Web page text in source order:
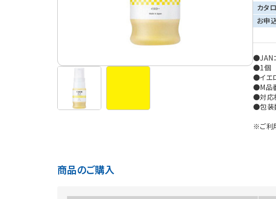
カタ
お申
●JAN
●1個
●イエ
●M品
●対応
●包装
※ご利
商品のご購入